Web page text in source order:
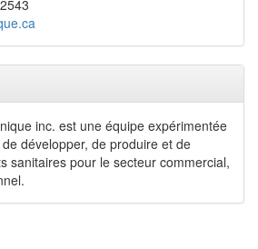
inc. est une équipe expérimentée
développer, de produire et de
sanitaires pour le secteur commercial,